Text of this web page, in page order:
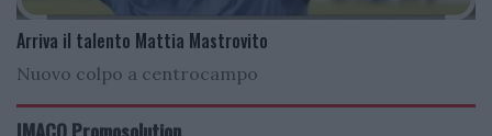
Arriva il talento Mattia Mastrovito
Nuovo colpo a centrocampo